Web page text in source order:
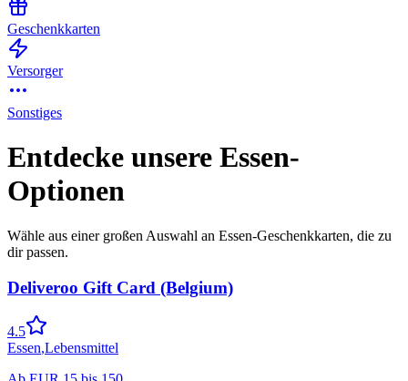
Geschenkkarten
Versorger
Sonstiges
Entdecke unsere Essen-
Optionen
Wähle aus einer großen Auswahl an Essen-Geschenkkarten, die zu
dir passen.
Deliveroo Gift Card (Belgium)
4.5
Essen,Lebensmittel